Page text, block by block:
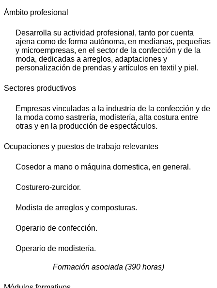
Ámbito profesional
Desarrolla su actividad profesional, tanto por cuenta
ajena como de forma autónoma, en medianas, pequeñas
y microempresas, en el sector de la confección y de la
moda, dedicadas a arreglos, adaptaciones y
personalización de prendas y artículos en textil y piel.
Sectores productivos
Empresas vinculadas a la industria de la confección y de
la moda como sastrería, modistería, alta costura entre
otras y en la producción de espectáculos.
Ocupaciones y puestos de trabajo relevantes
Cosedor a mano o máquina domestica, en general.
Costurero-zurcidor.
Modista de arreglos y composturas.
Operario de confección.
Operario de modistería.
Formación asociada (390 horas)